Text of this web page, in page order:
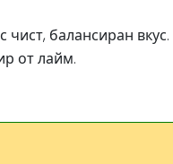
балансиран
от лайм.